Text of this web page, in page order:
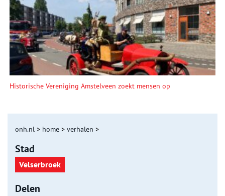
Historische Vereniging Amstelveen zoekt mensen op
onh.nl > home > verhalen >
Stad
Velserbroek
Delen